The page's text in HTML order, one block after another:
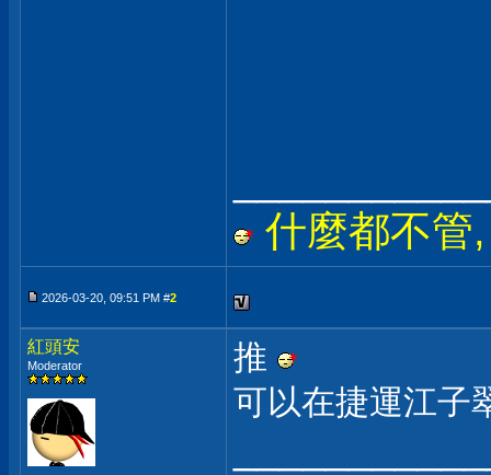
什麼都不
2026-03-20, 09:51 PM #2
紅頭安
Moderator
推
可以在捷運江子